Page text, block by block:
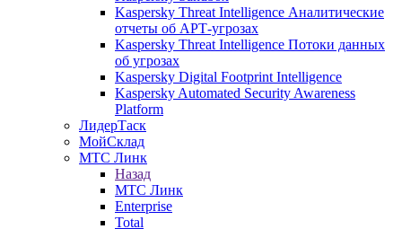
Kaspersky Threat Intelligence Аналитические
отчеты об АРТ-угрозах
Kaspersky Threat Intelligence Потоки данных
об угрозах
Kaspersky Digital Footprint Intelligence
Kaspersky Automated Security Awareness
Platform
ЛидерТаск
МойСклад
МТС Линк
Назад
МТС Линк
Enterprise
Total